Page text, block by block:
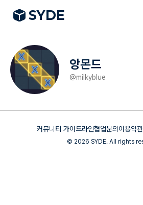
SYDE
앙몬드
@milkyblue
커뮤니티 가이드라인협업문의 이용약관
© 2026 SYDE. All rights